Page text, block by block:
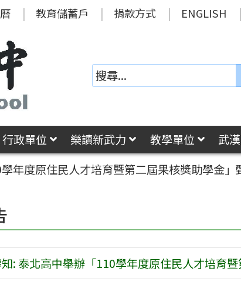
教育儲蓄戶 捐款方式 ENGLISH
行政單位 樂讀新武力 教學單位 武
年度原住民人才培育暨第二屆果核獎助學金」
: 泰北高中舉辦「110學年度原住民人才培育